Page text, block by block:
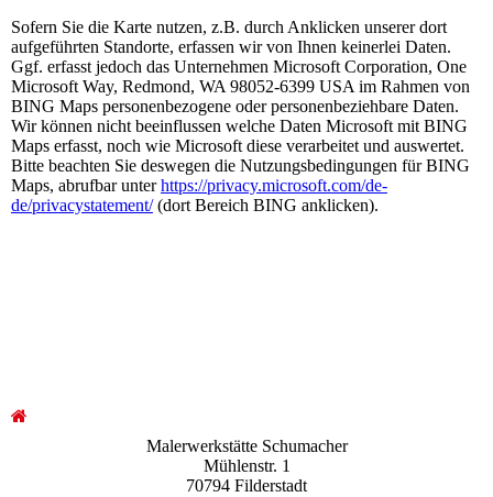
Sofern Sie die Karte nutzen, z.B. durch Anklicken unserer dort
aufgeführten Standorte, erfassen wir von Ihnen keinerlei Daten.
Ggf. erfasst jedoch das Unternehmen Microsoft Corporation, One
Microsoft Way, Redmond, WA 98052-6399 USA im Rahmen von
BING Maps personenbezogene oder personenbeziehbare Daten.
Wir können nicht beeinflussen welche Daten Microsoft mit BING
Maps erfasst, noch wie Microsoft diese verarbeitet und auswertet.
Bitte beachten Sie deswegen die Nutzungsbedingungen für BING
Maps, abrufbar unterhttps://privacy.microsoft.com/de-
de/privacystatement/(dort Bereich BING anklicken).
Malerwerkstätte Schumacher
Mühlenstr. 1
70794 Filderstadt